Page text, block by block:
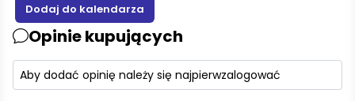
Opinie kupujących
Aby dodać opinię należy się najpierwzalogować